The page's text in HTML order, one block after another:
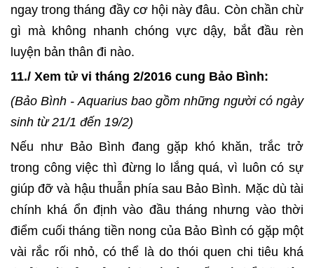
ngay trong tháng đầy cơ hội này đâu. Còn chần chừ
gì mà không nhanh chóng vực dậy, bắt đầu rèn
luyện bản thân đi nào.
11./ Xem tử vi tháng 2/2016 cung Bảo Bình:
(Bảo Bình - Aquarius bao gồm những người có ngày
sinh từ 21/1 đến 19/2)
Nếu như Bảo Bình đang gặp khó khăn, trắc trở
trong công việc thì đừng lo lắng quá, vì luôn có sự
giúp đỡ và hậu thuẫn phía sau Bảo Bình. Mặc dù tài
chính khá ổn định vào đầu tháng nhưng vào thời
điểm cuối tháng tiền nong của Bảo Bình có gặp một
vài rắc rối nhỏ, có thể là do thói quen chi tiêu khá